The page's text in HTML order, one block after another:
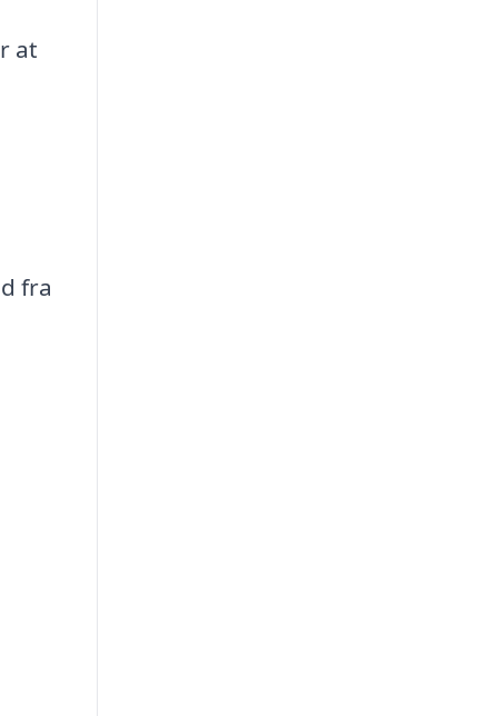
at
fra